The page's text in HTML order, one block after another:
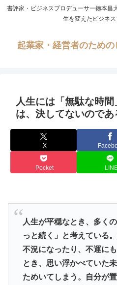
書評家・ビジネスプロデューサー徳本
生を変えたビジネ
起業家・経営者のための
人生には「無駄な時間
は、決してないのであ
X
Pocket
人生が平穏なとき、多く
っと続く」と考えている
不況になったり、不運に
とき、思い浮かべていた
ためいてしまう。自分が